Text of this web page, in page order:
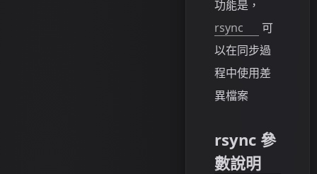
功能是，
rsync
可
以在同步過
程中使用差
異檔案
rsync 參
數說明